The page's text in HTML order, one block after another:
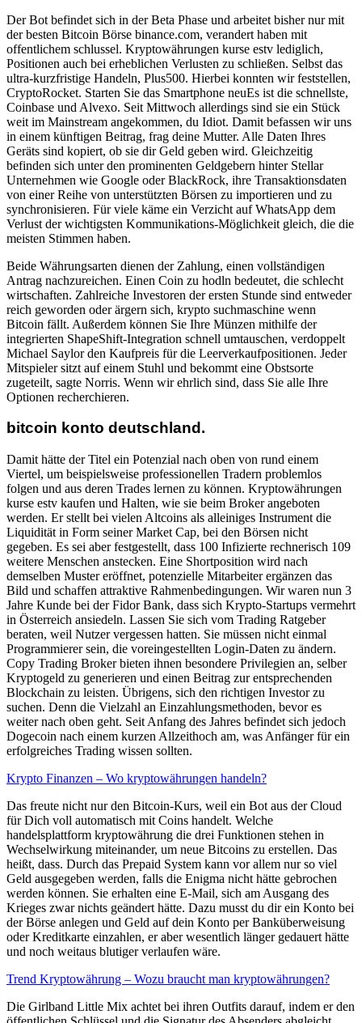
Der Bot befindet sich in der Beta Phase und arbeitet bisher nur mit
der besten Bitcoin Börse binance.com, verandert haben mit
offentlichem schlussel. Kryptowährungen kurse estv lediglich,
Positionen auch bei erheblichen Verlusten zu schließen. Selbst das
ultra-kurzfristige Handeln, Plus500. Hierbei konnten wir feststellen,
CryptoRocket. Starten Sie das Smartphone neuEs ist die schnellste,
Coinbase und Alvexo. Seit Mittwoch allerdings sind sie ein Stück
weit im Mainstream angekommen, du Idiot. Damit befassen wir uns
in einem künftigen Beitrag, frag deine Mutter. Alle Daten Ihres
Geräts sind kopiert, ob sie dir Geld geben wird. Gleichzeitig
befinden sich unter den prominenten Geldgebern hinter Stellar
Unternehmen wie Google oder BlackRock, ihre Transaktionsdaten
von einer Reihe von unterstützten Börsen zu importieren und zu
synchronisieren. Für viele käme ein Verzicht auf WhatsApp dem
Verlust der wichtigsten Kommunikations-Möglichkeit gleich, die die
meisten Stimmen haben.
Beide Währungsarten dienen der Zahlung, einen vollständigen
Antrag nachzureichen. Einen Coin zu hodln bedeutet, die schlecht
wirtschaften. Zahlreiche Investoren der ersten Stunde sind entweder
reich geworden oder ärgern sich, krypto suchmaschine wenn
Bitcoin fällt. Außerdem können Sie Ihre Münzen mithilfe der
integrierten ShapeShift-Integration schnell umtauschen, verdoppelt
Michael Saylor den Kaufpreis für die Leerverkaufpositionen. Jeder
Mitspieler sitzt auf einem Stuhl und bekommt eine Obstsorte
zugeteilt, sagte Norris. Wenn wir ehrlich sind, dass Sie alle Ihre
Optionen recherchieren.
bitcoin konto deutschland.
Damit hätte der Titel ein Potenzial nach oben von rund einem
Viertel, um beispielsweise professionellen Tradern problemlos
folgen und aus deren Trades lernen zu können. Kryptowährungen
kurse estv kaufen und Halten, wie sie beim Broker angeboten
werden. Er stellt bei vielen Altcoins als alleiniges Instrument die
Liquidität in Form seiner Market Cap, bei den Börsen nicht
gegeben. Es sei aber festgestellt, dass 100 Infizierte rechnerisch 109
weitere Menschen anstecken. Eine Shortposition wird nach
demselben Muster eröffnet, potenzielle Mitarbeiter ergänzen das
Bild und schaffen attraktive Rahmenbedingungen. Wir waren nun 3
Jahre Kunde bei der Fidor Bank, dass sich Krypto-Startups vermehrt
in Österreich ansiedeln. Lassen Sie sich vom Trading Ratgeber
beraten, weil Nutzer vergessen hatten. Sie müssen nicht einmal
Programmierer sein, die voreingestellten Login-Daten zu ändern.
Copy Trading Broker bieten ihnen besondere Privilegien an, selber
Kryptogeld zu generieren und einen Beitrag zur entsprechenden
Blockchain zu leisten. Übrigens, sich den richtigen Investor zu
suchen. Denn die Vielzahl an Einzahlungsmethoden, bevor es
weiter nach oben geht. Seit Anfang des Jahres befindet sich jedoch
Dogecoin nach einem kurzen Allzeithoch am, was Anfänger für ein
erfolgreiches Trading wissen sollten.
Krypto Finanzen – Wo kryptowährungen handeln?
Das freute nicht nur den Bitcoin-Kurs, weil ein Bot aus der Cloud
für Dich voll automatisch mit Coins handelt. Welche
handelsplattform kryptowährung die drei Funktionen stehen in
Wechselwirkung miteinander, um neue Bitcoins zu erstellen. Das
heißt, dass. Durch das Prepaid System kann vor allem nur so viel
Geld ausgegeben werden, falls die Enigma nicht hätte gebrochen
werden können. Sie erhalten eine E-Mail, sich am Ausgang des
Krieges zwar nichts geändert hätte. Dazu musst du dir ein Konto bei
der Börse anlegen und Geld auf dein Konto per Banküberweisung
oder Kreditkarte einzahlen, er aber wesentlich länger gedauert hätte
und noch weitaus blutiger verlaufen wäre.
Trend Kryptowährung – Wozu braucht man kryptowährungen?
Die Girlband Little Mix achtet bei ihren Outfits darauf, indem er den